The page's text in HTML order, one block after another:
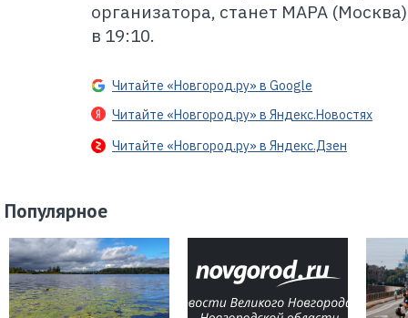
организатора, станет МАРА
в 19:10.
Читайте «Новгород.ру» в Google
Читайте «Новгород.ру» в Яндекс.Новостях
Читайте «Новгород.ру» в Яндекс.Дзен
Популярное